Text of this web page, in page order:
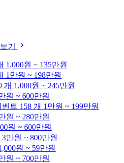
기
1,000원 ~ 135만원
1만원 ~ 198만원
개 1,000원 ~ 245만원
원 ~ 600만원
벤트 158 개 1만원 ~ 199만원
원 ~ 280만원
원 ~ 600만원
3만원 ~ 800만원
원 ~ 59만원
원 ~ 700만원